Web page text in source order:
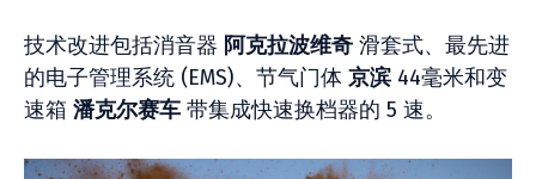
技术改进包括消音器 阿克拉波维奇 滑套式、最先进
的电子管理系统 (EMS)、节气门体 京滨 44毫米和变
速箱 潘克尔赛车 带集成快速换档器的 5 速。